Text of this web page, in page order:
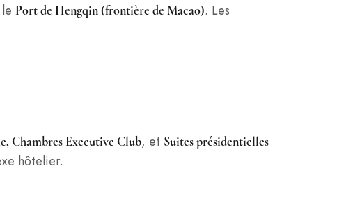
Port de Hengqin (frontière de Macao). Les
Chambres Executive Club, et Suites présidentielles
hôtelier.